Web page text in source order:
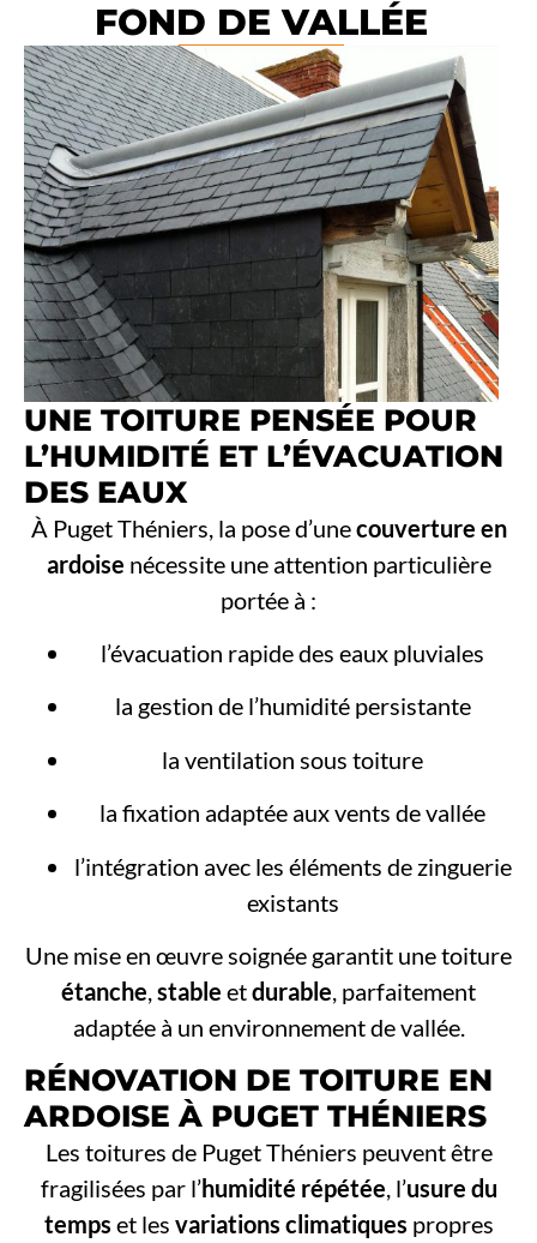
FOND DE VALLÉE
UNE TOITURE PENSÉE POUR
L’HUMIDITÉ ET L’ÉVACUATION
DES EAUX
À Puget Théniers, la pose d’unecouverture en
ardoise nécessite une attention particulière
portée à :
l’évacuation rapide des eaux pluviales
la gestion de l’humidité persistante
la ventilation sous toiture
la fixation adaptée aux vents de vallée
l’intégration avec les éléments de zinguerie
existants
Une mise en œuvre soignée garantit une toiture
étanche,stable etdurable, parfaitement
adaptée à un environnement de vallée.
RÉNOVATION DE TOITURE EN
ARDOISE À PUGET THÉNIERS
Les toitures de Puget Théniers peuvent être
fragilisées par l’humidité répétée, l’usure du
temps et les variations climatiques propres